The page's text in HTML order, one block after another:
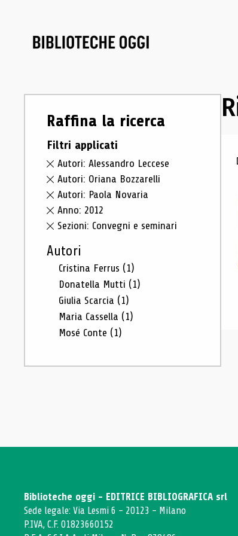
Raffina la ricerca
Filtri applicati
Autori: Alessandro Leccese
Autori: Oriana Bozzarelli
Autori: Paola Novaria
Anno: 2012
Sezioni: Convegni e seminari
Autori
Cristina Ferrus (1)
Donatella Mutti (1)
Giulia Scarcia (1)
Maria Cassella (1)
Mosé Conte (1)
Biblioteche oggi - EDITRICE BIBLIOGRAFICA srl
Sede legale: Via Lesmi 6 - 20123 - Milano
P.IVA, C.F. 01823660152